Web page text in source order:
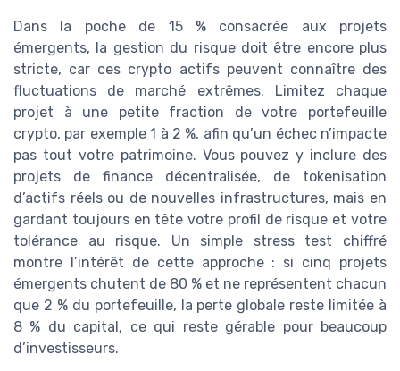
Dans la poche de 15 % consacrée aux projets
émergents, la gestion du risque doit être encore plus
stricte, car ces crypto actifs peuvent connaître des
fluctuations de marché extrêmes. Limitez chaque
projet à une petite fraction de votre portefeuille
crypto, par exemple 1 à 2 %, afin qu’un échec n’impacte
pas tout votre patrimoine. Vous pouvez y inclure des
projets de finance décentralisée, de tokenisation
d’actifs réels ou de nouvelles infrastructures, mais en
gardant toujours en tête votre profil de risque et votre
tolérance au risque. Un simple stress test chiffré
montre l’intérêt de cette approche : si cinq projets
émergents chutent de 80 % et ne représentent chacun
que 2 % du portefeuille, la perte globale reste limitée à
8 % du capital, ce qui reste gérable pour beaucoup
d’investisseurs.